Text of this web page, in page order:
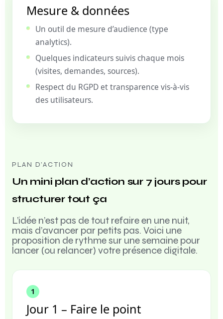
Mesure & données
Un outil de mesure d’audience (type
analytics).
Quelques indicateurs suivis chaque mois
(visites, demandes, sources).
Respect du RGPD et transparence vis-à-vis
des utilisateurs.
PLAN D’ACTION
Un mini plan d’action sur 7 jours pour
structurer tout ça
L’idée n’est pas de tout refaire en une nuit,
mais d’avancer par petits pas. Voici une
proposition de rythme sur une semaine pour
lancer (ou relancer) votre présence digitale.
1
Jour 1 – Faire le point